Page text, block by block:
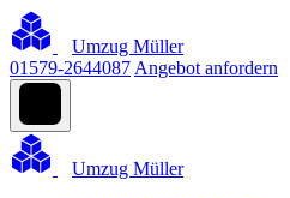
Umzug Müller
01579-2644087 Angebot anfordern
Umzug Müller